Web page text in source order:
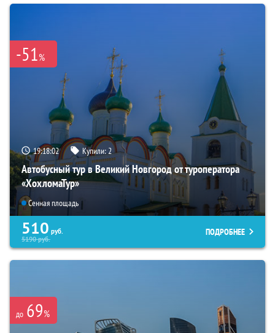
-51%
19:18:01 Купили:2
Автобусный тур в Великий Новгород от туроператора
«ХохломаТур»
Сенная площадь
510 руб.
5190руб.
ПОДРОБНЕЕ
до 69%